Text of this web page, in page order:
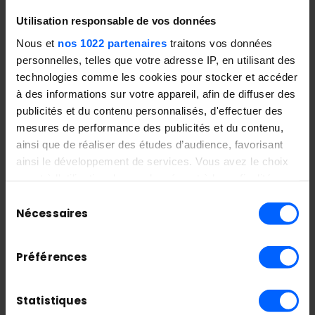
Utilisation responsable de vos données
Nous et nos 1022 partenaires traitons vos données
personnelles, telles que votre adresse IP, en utilisant des
technologies comme les cookies pour stocker et accéder
à des informations sur votre appareil, afin de diffuser des
publicités et du contenu personnalisés, d'effectuer des
mesures de performance des publicités et du contenu,
ainsi que de réaliser des études d’audience, favorisant
ainsi le développement de services. Vous avez le choix
tout moment en consultant la Déclaration relative aux
cookies ou en cliquant sur l'icône de confidentialité.
Si vous le permettez, nous aimerions également :
géographique qui peuvent être précises à plusieurs
Nécessaires
Préférences
Statistiques
outils IA pour la création des images »
niveau 2
Prompt your Future, quand les étudiants
imaginent les futurs de l’éducation avec